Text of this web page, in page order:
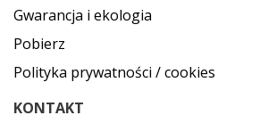
Gwarancja i ekologia
Pobierz
Polityka prywatności / cookies
KONTAKT